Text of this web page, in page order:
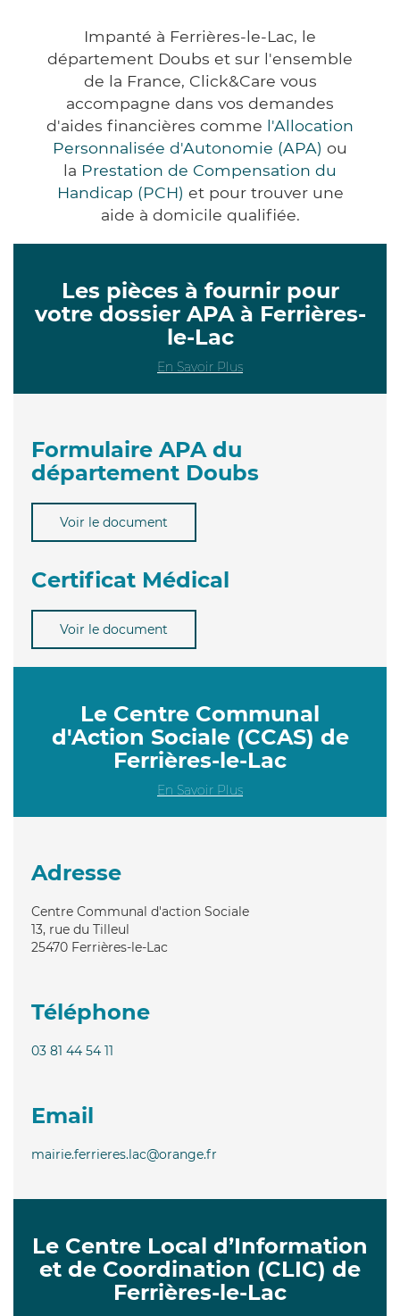
Impanté à Ferrières-le-Lac, le
département Doubs et sur l'ensemble
de la France, Click&Care vous
accompagne dans vos demandes
d'aides financières comme l'Allocation
Personnalisée d'Autonomie (APA) ou
la Prestation de Compensation du
Handicap (PCH) et pour trouver une
aide à domicile qualifiée.
Les pièces à fournir pour
votre dossier APA à Ferrières-
le-Lac
En Savoir Plus
Formulaire APA du
département Doubs
Voir le document
Certificat Médical
Voir le document
Le Centre Communal
d'Action Sociale (CCAS) de
Ferrières-le-Lac
En Savoir Plus
Adresse
Centre Communal d'action Sociale
13, rue du Tilleul
25470 Ferrières-le-Lac
Téléphone
03 81 44 54 11
Email
mairie.ferrieres.lac@orange.fr
Le Centre Local d’Information
et de Coordination (CLIC) de
Ferrières-le-Lac